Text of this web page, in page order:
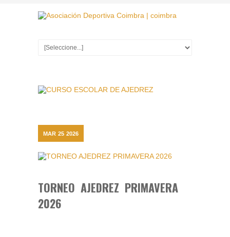
MAR 25 2026
TORNEO AJEDREZ PRIMAVERA
2026